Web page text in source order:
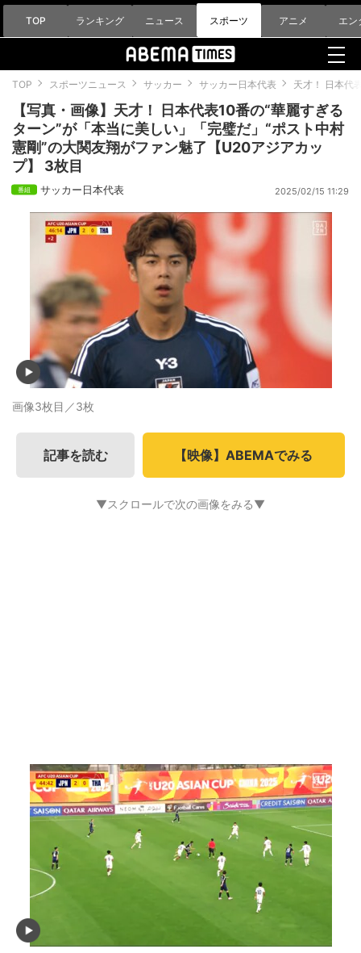
TOP ランキング ニュース スポーツ アニメ エン
TOP スポーツニュース サッカー サッカー日本代表 天才！ 日本代
【写真・画像】天才！ 日本代表10番の“華麗すぎる
ターン”が「本当に美しい」「完璧だ」“ポスト中村
憲剛”の大関友翔がファン魅了【U20アジアカッ
プ】 3枚目
サッカー日本代表 2025/02/15 11:29
画像3枚目／3枚
記事を読む 【映像】ABEMAでみる
▼スクロールで次の画像をみる▼